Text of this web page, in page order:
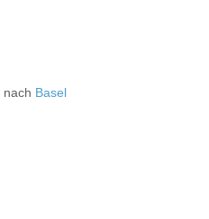
nach Basel